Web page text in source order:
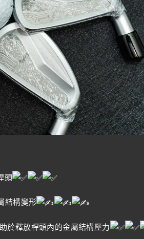
頭
結構變形
於釋放桿頭內的金屬結構壓力